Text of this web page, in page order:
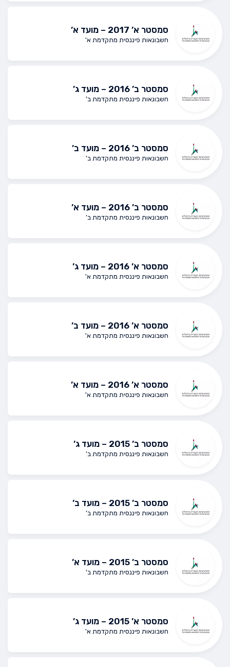
סמסטר א’ 2017 – מועד א’
חשבונאות פיננסית מתקדמת א'
סמסטר ב’ 2016 – מועד ג’
חשבונאות פיננסית מתקדמת ב'
סמסטר ב’ 2016 – מועד ב’
חשבונאות פיננסית מתקדמת ב'
סמסטר ב’ 2016 – מועד א’
חשבונאות פיננסית מתקדמת ב'
סמסטר א’ 2016 – מועד ג’
חשבונאות פיננסית מתקדמת א'
סמסטר א’ 2016 – מועד ב’
חשבונאות פיננסית מתקדמת א'
סמסטר א’ 2016 – מועד א’
חשבונאות פיננסית מתקדמת א'
סמסטר ב’ 2015 – מועד ג’
חשבונאות פיננסית מתקדמת ב'
סמסטר ב’ 2015 – מועד ב’
חשבונאות פיננסית מתקדמת ב'
סמסטר ב’ 2015 – מועד א’
חשבונאות פיננסית מתקדמת ב'
סמסטר א’ 2015 – מועד ג’
חשבונאות פיננסית מתקדמת א'